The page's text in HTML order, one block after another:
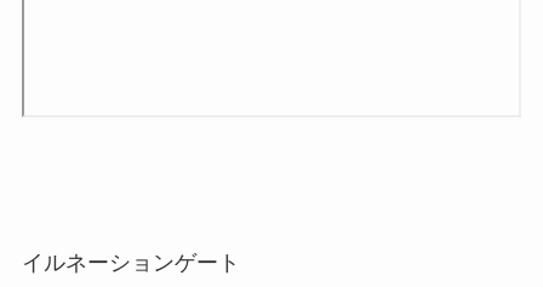
イルネーションゲート